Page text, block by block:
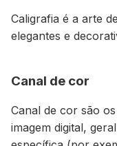
Caligrafia é a arte
elegantes e
Canal de cor
Canal de cor são
imagem digital,